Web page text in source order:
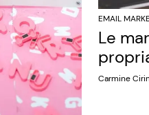
EMAIL
Le
Carmine